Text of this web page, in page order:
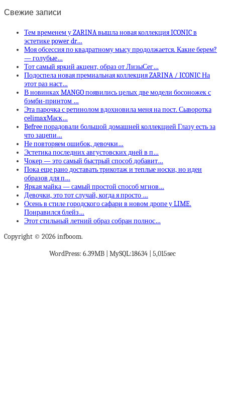
Свежие записи
Тем временем у ZARINA вышла новая коллекция ICONIC в
эстетике power dr…
Моя обсессия по квадратному мысу продолжается. Какие берем?
— голубые…
Тот самый яркий акцент, образ от ЛизыСег…
Подоспела новая премиальная коллекция ZARINA / ICONIC На
этот раз наст…
В новинках MANGO появились целых две модели босоножек с
бэмби-принтом …
Эта парочка с ретинолом вдохновила меня на пост. Сыворотка
celimaxМаск…
Befree порадовали большой домашней коллекцией Глазу есть за
что зацепи…
Не повторяем ошибок, девочки…
Эстетика последних августовских дней в п…
Чокер — это самый быстрый способ добавит…
Пока еще рано доставать трикотаж и теплые носки, но идеи
образов для п…
Яркая майка — самый простой способ мгнов…
Девочки, это тот случай, когда я просто …
Осень в стиле городского сафари в новом дропе у LIME.
Понравился блейз…
Этот стильный летний образ собран полнос…
Copyright © 2026 infboom.
WordPress: 6.39MB | MySQL:18634 | 5,015sec